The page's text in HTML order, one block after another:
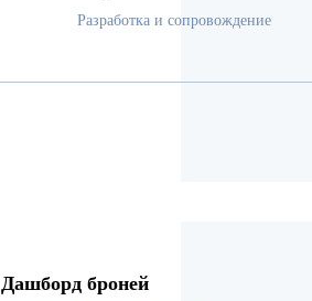
Разработка и сопровождение
Дашборд броней